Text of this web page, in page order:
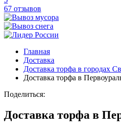
67 отзывов
Главная
Доставка
Доставка торфа в городах
Доставка торфа в
Поделиться:
Доставка торфа в